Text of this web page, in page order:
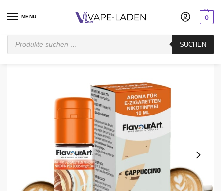
MENÜ
SUCHEN
0
Startseite / Mischen / FlavourArt Cappuccino – Aroma 10 ml